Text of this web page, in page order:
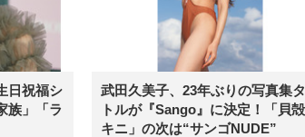
日祝福シ
族」「ラ
武田久美子、23年ぶりの写真集
トルが『Sango』に決定！「貝
キニ」の次は“サンゴNUDE”